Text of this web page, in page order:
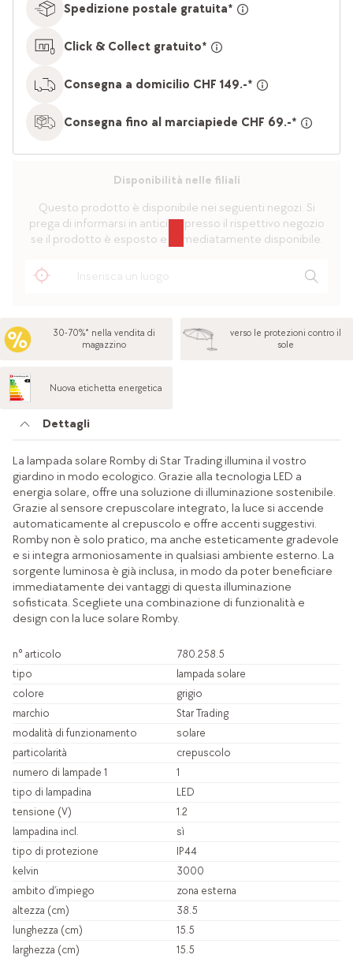
Spedizione postale gratuita*
Click & Collect gratuito*
Consegna a domicilio CHF 149.-*
Consegna fino al marciapiede CHF 69.-*
Disponibilità nelle filiali
Questo prodotto è disponibile nei seguenti negozi. Si
prega di informarsi in anticipo presso il rispettivo negozio
se il prodotto è esposto e immediatamente disponibile.
30-70%* nella vendita di
magazzino
verso le protezioni contro il
sole
Nuova etichetta energetica
Dettagli
La lampada solare Romby di Star Trading illumina il vostro
giardino in modo ecologico. Grazie alla tecnologia LED a
energia solare, offre una soluzione di illuminazione sostenibile.
Grazie al sensore crepuscolare integrato, la luce si accende
automaticamente al crepuscolo e offre accenti suggestivi.
Romby non è solo pratico, ma anche esteticamente gradevole
e si integra armoniosamente in qualsiasi ambiente esterno. La
sorgente luminosa è già inclusa, in modo da poter beneficiare
immediatamente dei vantaggi di questa illuminazione
sofisticata. Scegliete una combinazione di funzionalità e
design con la luce solare Romby.
n° articolo
780.258.5
tipo
lampada solare
colore
grigio
marchio
Star Trading
modalità di funzionamento
solare
particolarità
crepuscolo
numero di lampade 1
1
tipo di lampadina
LED
tensione (V)
1.2
lampadina incl.
sì
tipo di protezione
IP44
kelvin
3000
ambito d’impiego
zona esterna
altezza (cm)
38.5
lunghezza (cm)
15.5
larghezza (cm)
15.5